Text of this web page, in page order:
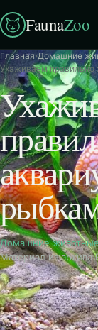
FaunaZoo
Главная›Домашние
Ухаживаем
Домашние
Материал из архива